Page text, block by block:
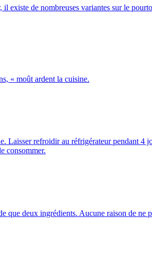
de nombreuses variantes sur le
« moût ardent la cuisine.
Laisser refroidir au réfrigérateur pendant 4
consommer.
deux ingrédients. Aucune raison de